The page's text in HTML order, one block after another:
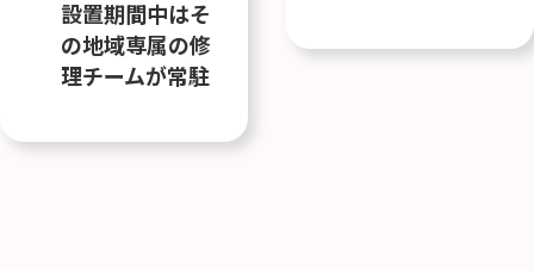
設置期間中はそ
の地域専属の修
理チームが常駐